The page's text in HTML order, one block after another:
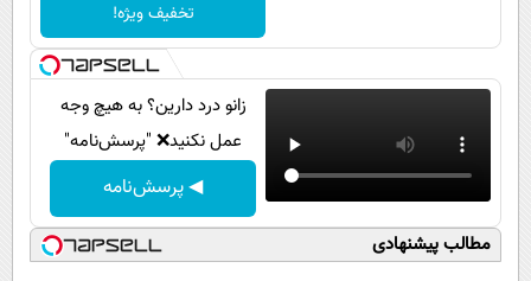
سلامت
فرهنگی
اجتماعی
حیات وحش
تخفیف ویژه!
زانو درد دارین؟ به هیچ وجه
عمل نکنید❌ "پرسش‌نامه"
◀ پرسش‌نامه
مطالب پیشنهادی